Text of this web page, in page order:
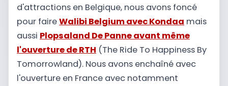
d'attractions en Belgique, nous avons foncé
pour faireWalibi Belgium avec Kondaa mais
aussi Plopsaland De Panne avant même
l'ouverture de RTH (The Ride To Happiness By
Tomorrowland). Nous avons enchaîné avec
l'ouverture en France avec notamment